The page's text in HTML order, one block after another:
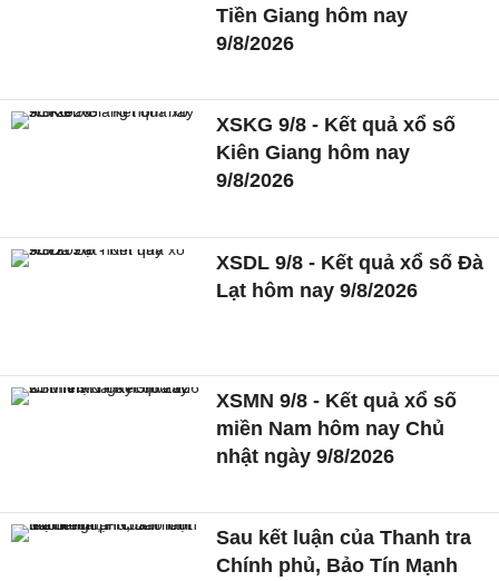
Tiền Giang hôm nay
9/8/2026
XSKG 9/8 - Kết quả xổ số
Kiên Giang hôm nay
9/8/2026
XSDL 9/8 - Kết quả xổ số Đà
Lạt hôm nay 9/8/2026
XSMN 9/8 - Kết quả xổ số
miền Nam hôm nay Chủ
nhật ngày 9/8/2026
Sau kết luận của Thanh tra
Chính phủ, Bảo Tín Mạnh